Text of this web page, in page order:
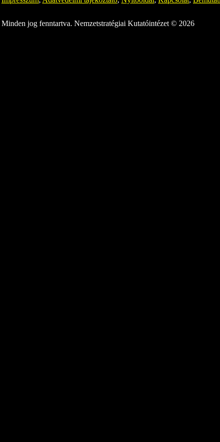
Minden jog fenntartva. Nemzetstratégiai Kutatóintézet © 2026